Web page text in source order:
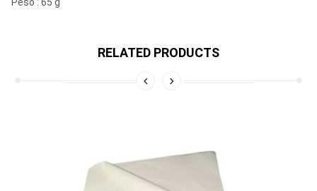
RELATED PRODUCTS